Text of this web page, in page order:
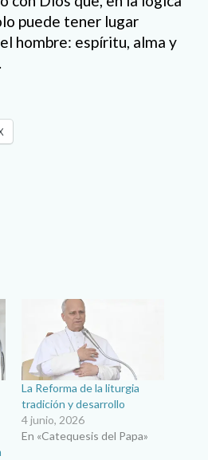
puede tener lugar
hombre: espíritu, alma y
La Reforma de la liturgia
tradición y desarrollo
4 junio, 2026
En «Catequesis del Papa»